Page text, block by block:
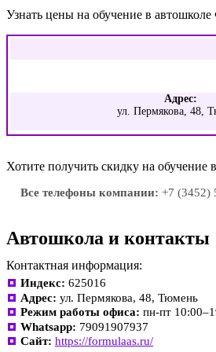
Узнать цены на обучение в
Адрес:
ул. Пермякова, 48,
Хотите получить скидку на
Все телефоны компании: +7 (3452)
Автошкола и контакты
Контактная информация:
Индекс: 625016
Адрес: ул. Пермякова, 48, Тюмень
Режим работы офиса: пн-пт
Whatsapp: 79091907937
Сайт: https://formulaas.ru/